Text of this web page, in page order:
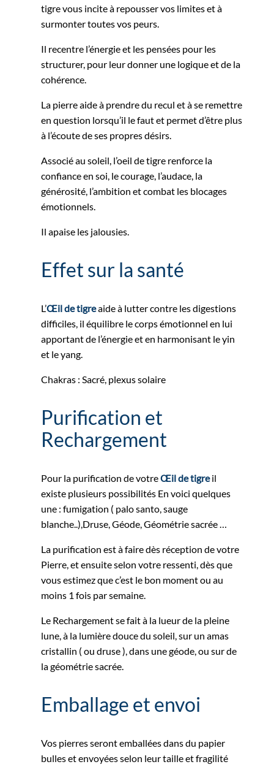
tigre vous incite à repousser vos limites et à
surmonter toutes vos peurs.
Il recentre l’énergie et les pensées pour les
structurer, pour leur donner une logique et de la
cohérence.
La pierre aide à prendre du recul et à se remettre
en question lorsqu’il le faut et permet d’être plus
à l’écoute de ses propres désirs.
Associé au soleil, l’oeil de tigre renforce la
confiance en soi, le courage, l’audace, la
générosité, l’ambition et combat les blocages
émotionnels.
Il apaise les jalousies.
Effet sur la santé
L’Œil de tigreaide à lutter contre les digestions
difficiles, il équilibre le corps émotionnel en lui
apportant de l’énergie et en harmonisant le yin
et le yang.
Chakras : Sacré, plexus solaire
Purification et
Rechargement
Pour la purification de votreŒil de tigreil
existe plusieurs possibilités En voici quelques
une : fumigation ( palo santo, sauge
blanche..),Druse, Géode, Géométrie sacrée …
La purification est à faire dès réception de votre
Pierre, et ensuite selon votre ressenti, dès que
vous estimez que c’est le bon moment ou au
moins 1 fois par semaine.
Le Rechargement se fait à la lueur de la pleine
lune, à la lumière douce du soleil, sur un amas
cristallin ( ou druse ), dans une géode, ou sur de
la géométrie sacrée.
Emballage et envoi
Vos pierres seront emballées dans du papier
bulles et envoyées selon leur taille et fragilité